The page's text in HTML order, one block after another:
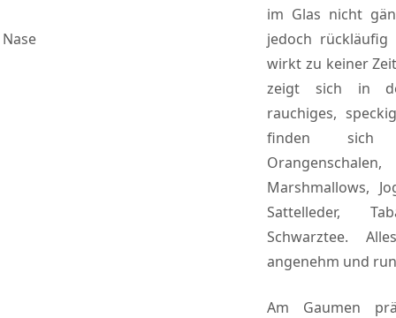
Nase
im Glas nicht
jedoch rückläufig
wirkt zu keiner
zeigt sich in
rauchiges,
finden sich
Marshmallows,
Sattelleder,
Schwarztee.
angenehm und
Am Gaumen